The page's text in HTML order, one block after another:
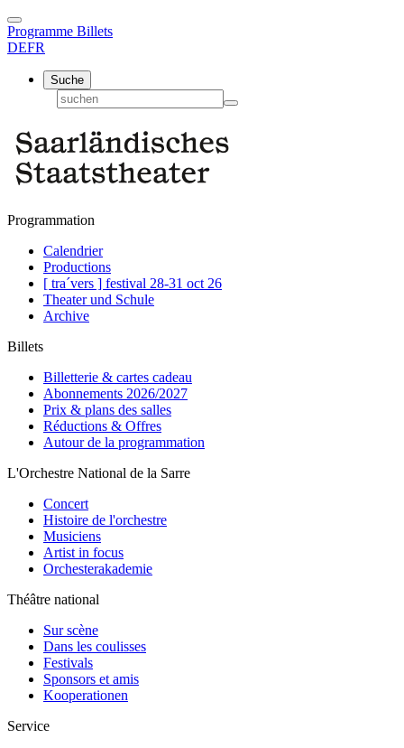
Programme Billets
DEFR
Suche
Programmation
Calendrier
Productions
[ tra´vers ] festival 28-31 oct 26
Theater und Schule
Archive
Billets
Billetterie & cartes cadeau
Abonnements 2026/2027
Prix & plans des salles
Réductions & Offres
Autour de la programmation
L'Orchestre National de la Sarre
Concert
Histoire de l'orchestre
Musiciens
Artist in focus
Orchesterakademie
Théâtre national
Sur scène
Dans les coulisses
Festivals
Sponsors et amis
Kooperationen
Service